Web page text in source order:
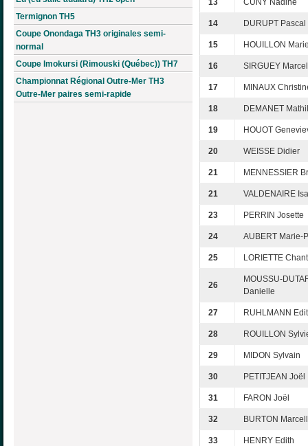
Termignon TH5
Coupe Onondaga TH3 originales semi-
normal
Coupe Imokursi (Rimouski (Québec)) TH7
Championnat Régional Outre-Mer TH3
Outre-Mer paires semi-rapide
13 CUNY Nadine
14 DURUPT Pascal
15 HOUILLON
16 SIRGUEY Marcel
17 MINAUX
18 DEMANET
19 HOUOT
20 WEISSE Didier
21 MENNESSIER
21 VALDENAIRE
23 PERRIN Josette
24 AUBERT Marie-
25 LORIETTE
26
MOUSSU-
Danielle
27 RUHLMANN
28 ROUILLON
29 MIDON Sylvain
30 PETITJEAN Joël
31 FARON Joël
32 BURTON
33 HENRY Edith